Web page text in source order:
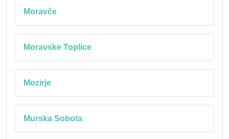
Moravče
Moravske Toplice
Mozirje
Murska Sobota